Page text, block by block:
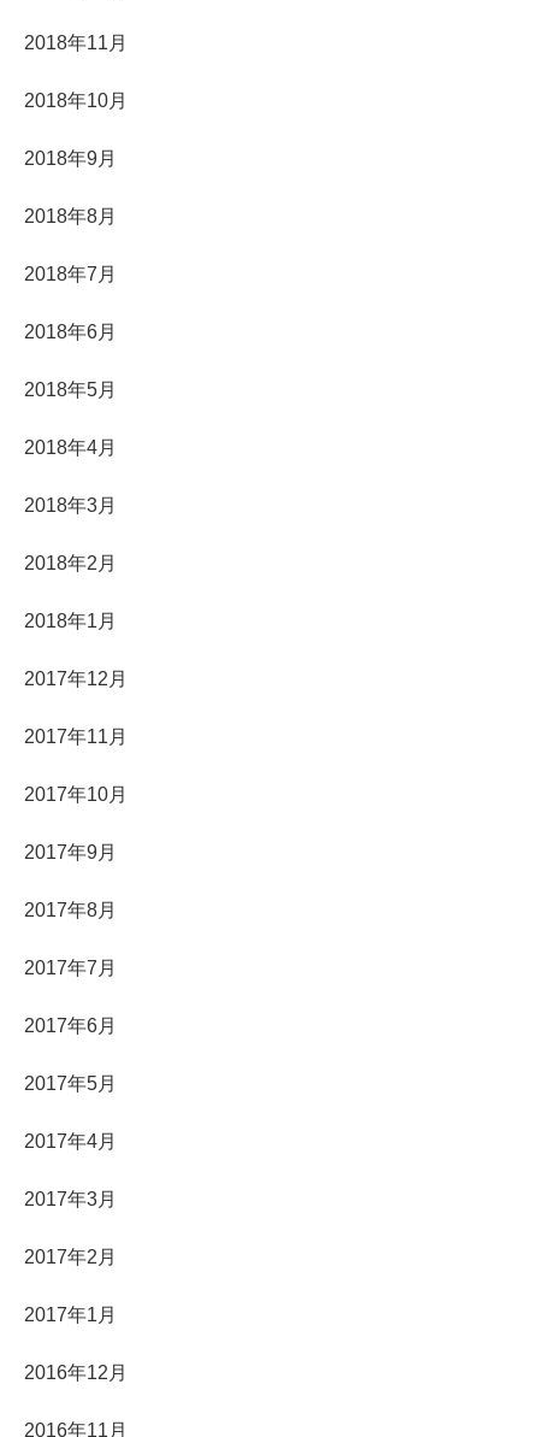
2018年11月
2018年10月
2018年9月
2018年8月
2018年7月
2018年6月
2018年5月
2018年4月
2018年3月
2018年2月
2018年1月
2017年12月
2017年11月
2017年10月
2017年9月
2017年8月
2017年7月
2017年6月
2017年5月
2017年4月
2017年3月
2017年2月
2017年1月
2016年12月
2016年11月